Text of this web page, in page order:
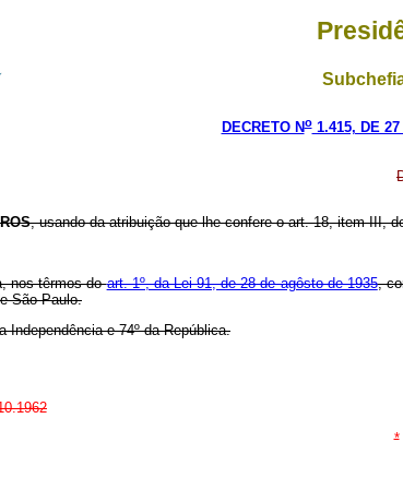
DECRETO No1.415, DE 27
, usando da atribuição que lhe confere o art. 18, item III,
nos têrmos doart. 1º, da Lei 91, de 28 de agôsto de 1935,
São Paulo.
e 74º da República.
*